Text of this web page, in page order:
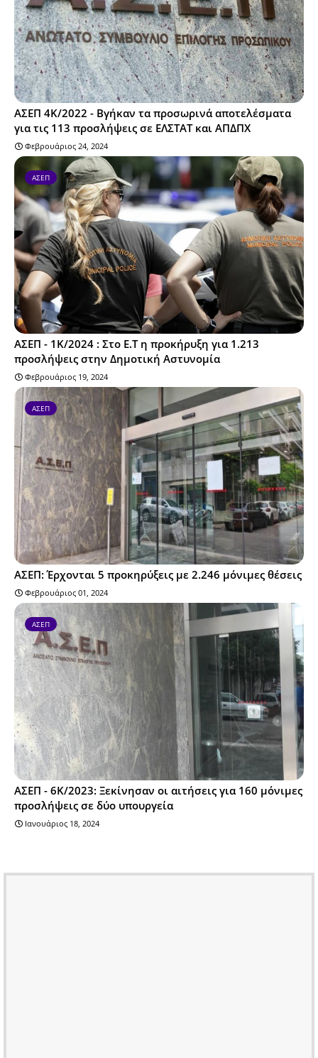
ΑΣΕΠ 4Κ/2022 - Βγήκαν τα προσωρινά αποτελέσματα
για τις 113 προσλήψεις σε ΕΛΣΤΑΤ και ΑΠΔΠΧ
Φεβρουάριος 24, 2024
ΑΣΕΠ
ΑΣΕΠ - 1Κ/2024 : Στο Ε.Τ η προκήρυξη για 1.213
προσλήψεις στην Δημοτική Αστυνομία
Φεβρουάριος 19, 2024
ΑΣΕΠ
ΑΣΕΠ: Έρχονται 5 προκηρύξεις με 2.246 μόνιμες θέσεις
Φεβρουάριος 01, 2024
ΑΣΕΠ
ΑΣΕΠ - 6Κ/2023: Ξεκίνησαν οι αιτήσεις για 160 μόνιμες
προσλήψεις σε δύο υπουργεία
Ιανουάριος 18, 2024